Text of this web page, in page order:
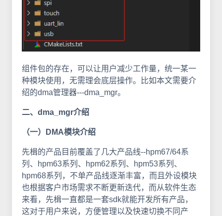
组件包的存在，可以让用户减少工作量，统一某一
种模块使用，无需理会底层操作。比如本文需要介
绍的dma管理器---dma_mgr。
二、dma_mgr介绍
（一）DMA模块介绍
先楫的产品目前覆盖了几大产品线--hpm67/64系
列、hpm63系列、hpm62系列、hpm53系列、
hpm68系列，不单产品线逐渐丰富，而且外设模块
也根据客户市场需求不断更新迭代，而从软件生态
来看，先楫一直都是一套sdk就能开发所有产品，
这对于用户来说，方便管理以及快速切换不同产